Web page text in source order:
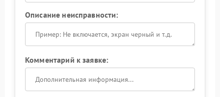
Описание неисправности:
Комментарий к заявке: